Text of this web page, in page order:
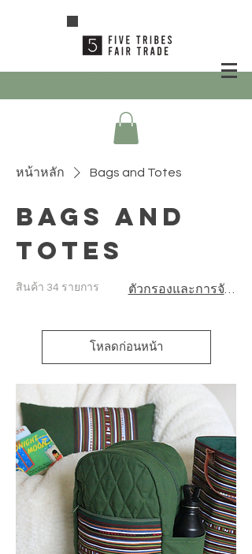
หน้าหลัก Bags and Totes
Bags and
Totes
สินค้า 34 รายการ ตัวกรองและการจัดเรียง
โหลดก่อนหน้า